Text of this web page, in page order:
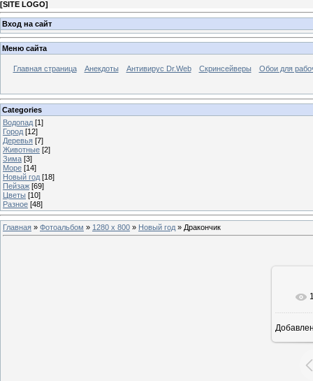
[SITE LOGO]
Вход на сайт
Меню сайта
Главная страница Анекдоты Антивирус Dr.Web Скринсейверы Обои для
Categories
Водопад [1]
Город [12]
Деревья [7]
Животные [2]
Зима [3]
Море [14]
Новый год [18]
Пейзаж [69]
Цветы [10]
Разное [48]
Главная » Фотоальбом » 1280 x 800 » Новый год » Дракончик